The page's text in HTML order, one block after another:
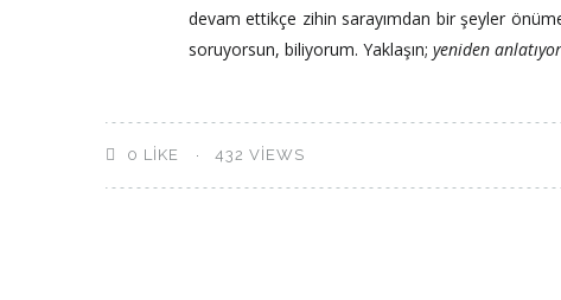
devam ettikçe zihin sarayımdan bir şeyler
soruyorsun, biliyorum. Yaklaşın; yeniden
0 LIKE 432 VIEWS